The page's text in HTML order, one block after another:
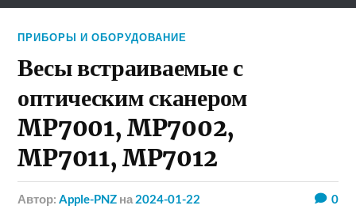
ПРИБОРЫ И ОБОРУДОВАНИЕ
Весы встраиваемые с
оптическим сканером
MP7001, MP7002,
MP7011, MP7012
Автор:Apple-PNZ на 2024-01-22 0